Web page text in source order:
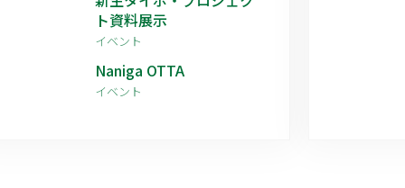
ト資料展示
イベント
Naniga OTTA
イベント